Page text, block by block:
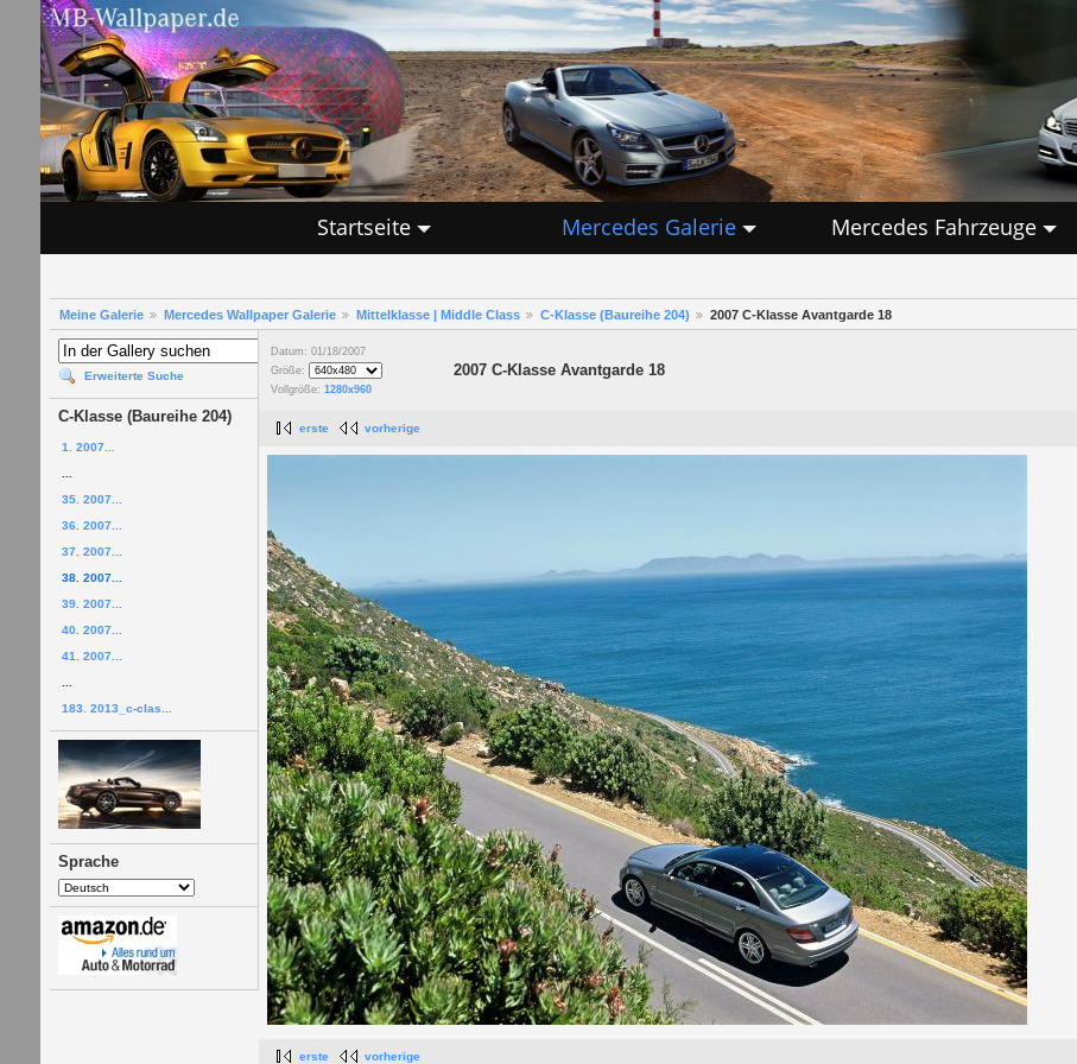
Startseite Mercedes Galerie Mercedes Fahrzeuge
Meine Galerie Mercedes Wallpaper Galerie Mittelklasse | Middle Class C-Klasse (Baureihe 204) 2007 C-Klasse Avantgarde 18
Erweiterte Suche
C-Klasse (Baureihe 204)
1. 2007...
35. 2007...
36. 2007...
37. 2007...
38. 2007...
39. 2007...
40. 2007...
41. 2007...
183. 2013_c-clas...
Sprache
Datum: 01/18/2007
Größe:
Vollgröße: 1280x960
2007 C-Klasse Avantgarde 18
erste vorherige
erste vorherige